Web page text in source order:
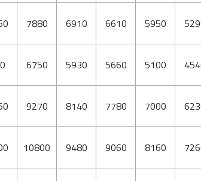
7880 6910 6610 5950
6750 5930 5660 5100
9270 8140 7780 7000
10800 9480 9060 8160